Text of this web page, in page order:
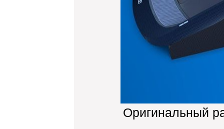
Оригинальный